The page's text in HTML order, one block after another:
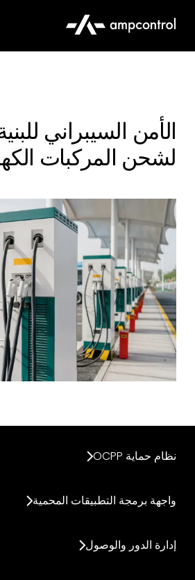
الأمن السيبراني
لشحن المركبات
نظام حماية OCPP
واجهة برمجة التطبيقات المحمية
إدارة الدور والوصول